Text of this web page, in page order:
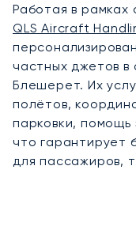
Работая в рамках
QLS Aircraft
частных джетов
Блешерет. Их
полётов,
парковки, помощь
что гарантирует
для пассажиров,